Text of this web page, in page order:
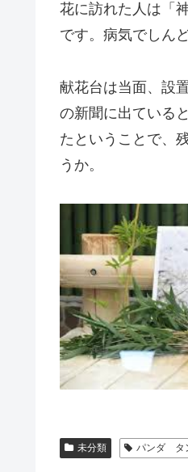
花に訪れた人は「
です。病気でしん
献花台は当面、設
の新聞に出ている
たということで、
うか。
未分類 パンダ タ